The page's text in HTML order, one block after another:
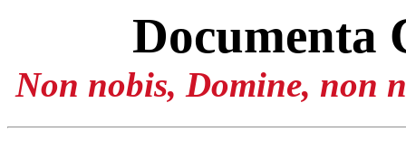
Documenta
Non nobis, Domine, non